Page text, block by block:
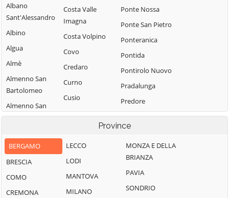
Albano
Sant'Alessandro
Albino
Algua
Almè
Almenno San
Bartolomeo
Almenno San
Salvatore
Lombardo
Ambivere
Antegnate
Arcene
Costa Valle
Imagna
Costa Volpino
Covo
Credaro
Curno
Cusio
Dalmine
Endine Gaiano
Entratico
Fara Gera d'Adda
Fara Olivana con
Ponte Nossa
Ponte San Pietro
Ponteranica
Pontida
Pontirolo Nuovo
Pradalunga
Predore
Premolo
Presezzo
Pumenengo
Ranica
Ranzanico
Riva di Solto
Province
BERGAMO
BRESCIA
COMO
CREMONA
LECCO
LODI
MANTOVA
MILANO
MONZA E DELLA
BRIANZA
PAVIA
SONDRIO